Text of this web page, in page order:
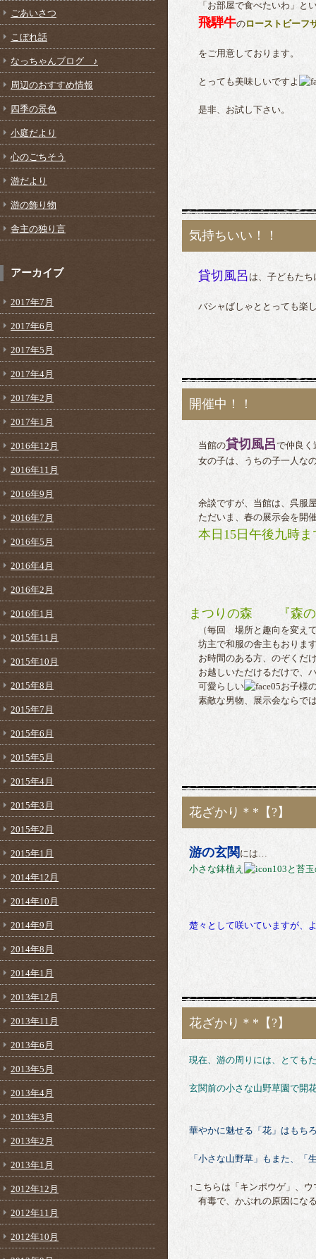
ごあいさつ
こぼれ話
なっちゃんブログ ♪
周辺のおすすめ情報
四季の景色
小庭だより
心のごちそう
游だより
游の飾り物
舎主の独り言
アーカイブ
2017年7月
2017年6月
2017年5月
2017年4月
2017年2月
2017年1月
2016年12月
2016年11月
2016年9月
2016年7月
2016年5月
2016年4月
2016年2月
2016年1月
2015年11月
2015年10月
2015年8月
2015年7月
2015年6月
2015年5月
2015年4月
2015年3月
2015年2月
2015年1月
2014年12月
2014年10月
2014年9月
2014年8月
2014年1月
2013年12月
2013年11月
2013年6月
2013年5月
2013年4月
2013年3月
2013年2月
2013年1月
2012年12月
2012年11月
2012年10月
「お部屋で食べたいわ」と
飛騨牛のローストビーフ
をご用意しております。
とっても美味しいですよ
是非、お試し下さい。
気持ちいい！！
貸切風呂 は、子どもたち
バシャばしゃととっても楽
開催中！！
当館の貸切風呂で仲良く
女の子は、うちの子一人な
余談ですが、当館は、呉服
ただいま、春の展示会を開
本日15日午後九時
まつりの森　　『森
（毎回 場所と趣向を変え
坊主で和服の舎主もおりま
お時間のある方、のぞくだ
お越しいただけるだけで、
可愛らしい
お子様
素敵な男物、展示会ならで
花ざかり＊*【?】
游の玄関 には…
小さな鉢植え
と苔
楚々として咲いていますが、
花ざかり＊*【?】
現在、游の周りには、とても
玄関前の小さな山野草園で開
華やかに魅せる「花」はもち
「小さな山野草」もまた、「
↑こちらは「キンポウゲ」、
有毒で、かぶれの原因にな